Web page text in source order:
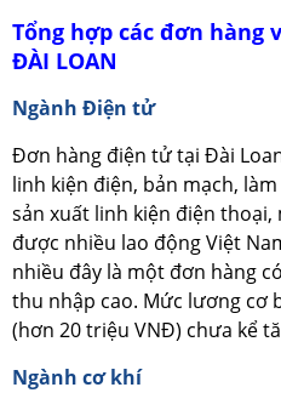
Tổng hợp các đơn hàng
ĐÀI LOAN
Ngành Điện tử
Đơn hàng điện tử tại Đài
linh kiện điện, bản mạch,
sản xuất linh kiện điện
được nhiều lao động Việt
nhiều đây là một đơn hàng
thu nhập cao. Mức lương cơ
(hơn 20 triệu VNĐ) chưa kể
Ngành cơ khí